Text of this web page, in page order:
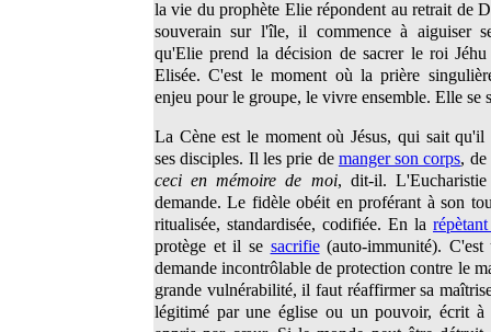
la vie du prophète Elie répondent au retrait de
souverain sur l'île, il commence à aiguiser
qu'Elie prend la décision de sacrer le roi
Elisée. C'est le moment où la prière
enjeu pour le groupe, le vivre ensemble. Elle se
La Cène est le moment où Jésus, qui sait qu'il
ses disciples. Il les prie de manger son corps,
ceci en mémoire de moi, dit-il. L'Eucharistie
demande. Le fidèle obéit en proférant à son
ritualisée, standardisée, codifiée. En la
protège et il se sacrifie(auto-immunité).
demande incontrôlable de protection contre le
grande vulnérabilité, il faut réaffirmer sa
légitimé par une église ou un pouvoir, écrit à